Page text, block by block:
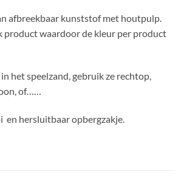
afbreekbaar kunststof met houtpulp.
product waardoor de kleur per product
het speelzand, gebruik ze rechtop,
of……
en hersluitbaar opbergzakje.